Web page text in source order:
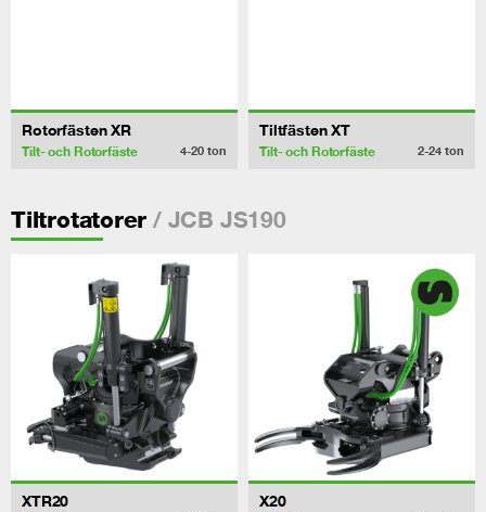
Rotorfästen XR
Tilt- och Rotorfäste 4-20 ton
Tiltfästen XT
Tilt- och Rotorfäste 2-24 ton
Tiltrotatorer / JCB JS190
XTR20 X20